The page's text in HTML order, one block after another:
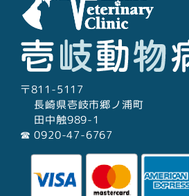
〒811-5117
長崎県壱岐市郷ノ浦町
田中触989-1
☎︎ 0920-47-6767